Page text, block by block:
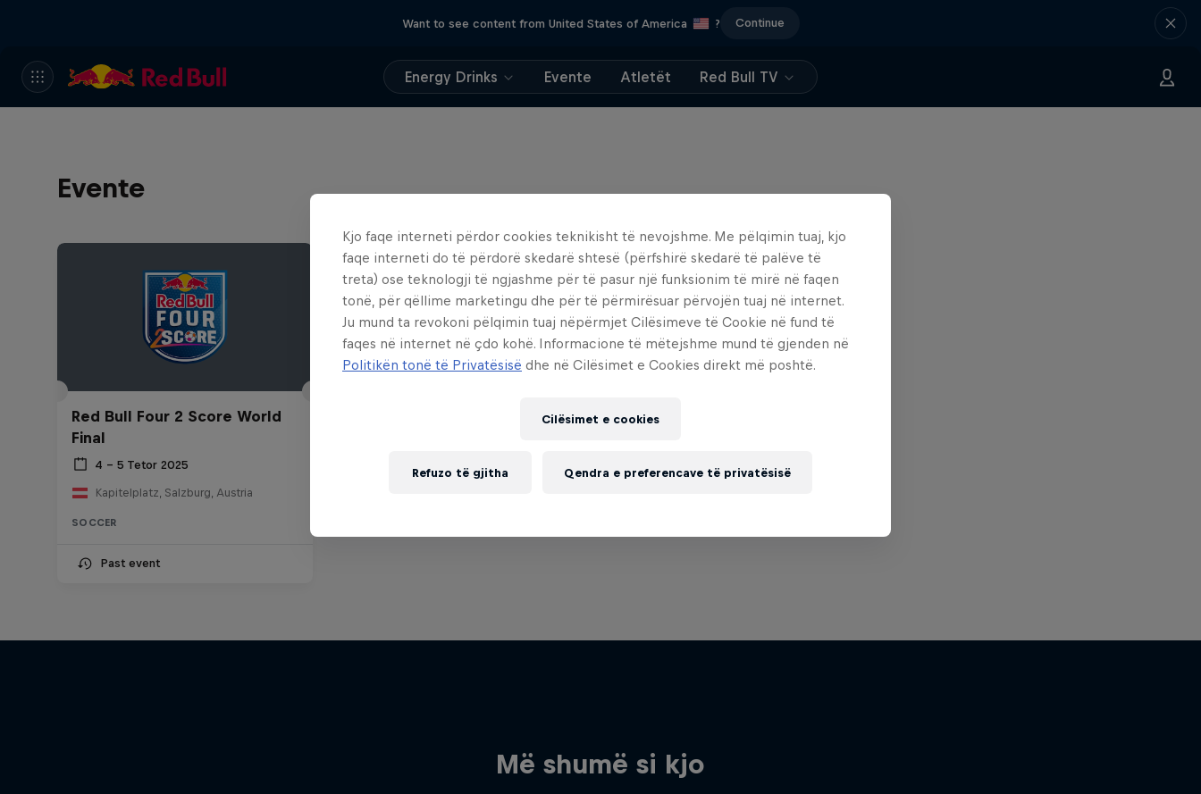
Want to see content from United States of America ? Continue
Energy Drinks Evente Atletët Red Bull TV
Evente
Red Bull Four 2 Score World
Final
4 – 5 Tetor 2025
Kapitelplatz, Salzburg, Austria
SOCCER
Past event
Më shumë si kjo
Kjo faqe interneti përdor cookies teknikisht të nevojshme. Me pëlqimin tuaj, kjo
faqe interneti do të përdorë skedarë shtesë (përfshirë skedarë të palëve të
treta) ose teknologji të ngjashme për të pasur një funksionim të mirë në faqen
tonë, për qëllime marketingu dhe për të përmirësuar përvojën tuaj në internet.
Ju mund ta revokoni pëlqimin tuaj nëpërmjet Cilësimeve të Cookie në fund të
faqes në internet në çdo kohë. Informacione të mëtejshme mund të gjenden në
Politikën tonë të Privatësisë dhe në Cilësimet e Cookies direkt më poshtë.
Cilësimet e cookies
Refuzo të gjitha Qendra e preferencave të privatësisë